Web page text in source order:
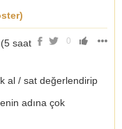
0
5 saat
al / sat değerlendirip
adına çok